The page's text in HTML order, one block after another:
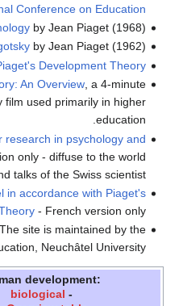
Conference on Education
by Jean Piaget (1968)
by Jean Piaget (1962)
Development Theory
An Overview, a 4-minute
film used primarily in higher
education.
research in psychology and
only - diffuse to the world
talks of the Swiss scientist.
in accordance with Piaget's
- French version only
site is maintained by the
Neuchâtel University
development:
biological -